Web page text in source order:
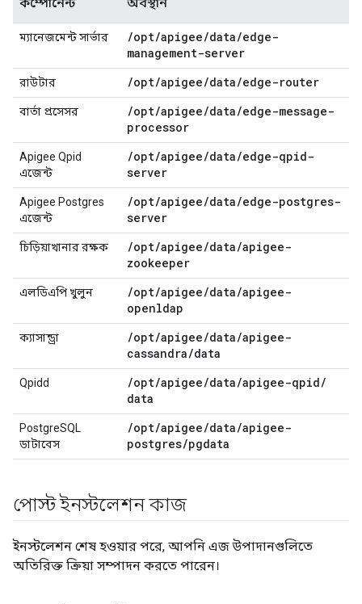
ম্যানেজমেন্ট সার্ভার /opt/apigee/data/edge-
management-server
রাউটার /opt/apigee/data/edge-router
বার্তা প্রসেসর /opt/apigee/data/edge-message-
processor
Apigee Qpid
এজেন্ট
/opt/apigee/data/edge-qpid-
server
Apigee Postgres
এজেন্ট
/opt/apigee/data/edge-postgres-
server
চিড়িয়াখানার রক্ষক /opt/apigee/data/apigee-
zookeeper
এলডিএপি খুলুন /opt/apigee/data/apigee-
openldap
ক্যাসান্ড্রা /opt/apigee/data/apigee-
cassandra/data
Qpidd /opt/apigee/data/apigee-qpid/
data
PostgreSQL
ডাটাবেস
/opt/apigee/data/apigee-
postgres/pgdata
পোস্ট ইনস্টলেশন কাজ
ইনস্টলেশন শেষ হওয়ার পরে, আপনি এজ উপাদানগুলিতে
অতিরিক্ত ক্রিয়া সম্পাদন করতে পারেন।